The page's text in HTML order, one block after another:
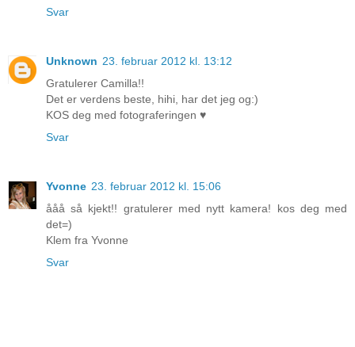
Svar
Unknown 23. februar 2012 kl. 13:12
Gratulerer Camilla!!
Det er verdens beste, hihi, har det jeg og:)
KOS deg med fotograferingen ♥
Svar
Yvonne 23. februar 2012 kl. 15:06
ååå så kjekt!! gratulerer med nytt kamera! kos deg med
det=)
Klem fra Yvonne
Svar